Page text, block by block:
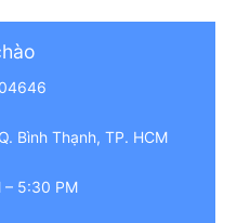
Bình Thạnh, TP. HCM
– 5:30 PM